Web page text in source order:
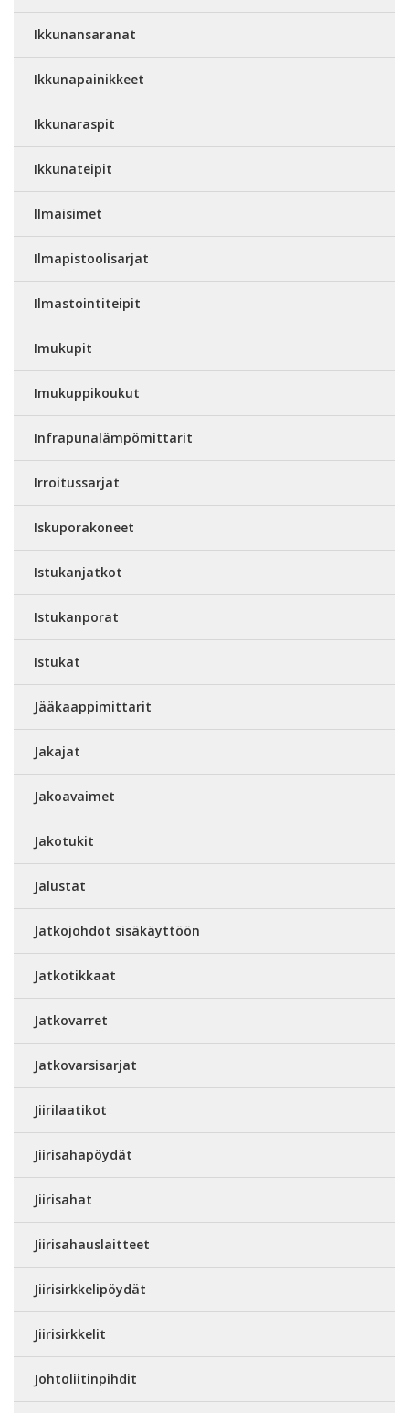
Ikkunansaranat
Ikkunapainikkeet
Ikkunaraspit
Ikkunateipit
Ilmaisimet
Ilmapistoolisarjat
Ilmastointiteipit
Imukupit
Imukuppikoukut
Infrapunalämpömittarit
Irroitussarjat
Iskuporakoneet
Istukanjatkot
Istukanporat
Istukat
Jääkaappimittarit
Jakajat
Jakoavaimet
Jakotukit
Jalustat
Jatkojohdot sisäkäyttöön
Jatkotikkaat
Jatkovarret
Jatkovarsisarjat
Jiirilaatikot
Jiirisahapöydät
Jiirisahat
Jiirisahauslaitteet
Jiirisirkkelipöydät
Jiirisirkkelit
Johtoliitinpihdit